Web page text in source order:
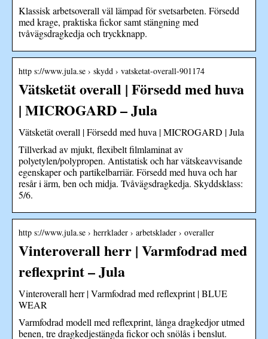
Klassisk arbetsoverall väl lämpad för svetsarbeten. Försedd
med krage, praktiska fickor samt stängning med
tvåvägsdragkedja och tryckknapp.
http s://www.jula.se › skydd › vatsketat-overall-901174
Vätsketät overall | Försedd med huva
| MICROGARD – Jula
Vätsketät overall | Försedd med huva | MICROGARD | Jula
Tillverkad av mjukt, flexibelt filmlaminat av
polyetylen/polypropen. Antistatisk och har vätskeavvisande
egenskaper och partikelbarriär. Försedd med huva och har
resår i ärm, ben och midja. Tvåvägsdragkedja. Skyddsklass:
5/6.
http s://www.jula.se › herrklader › arbetsklader › overaller
Vinteroverall herr | Varmfodrad med
reflexprint – Jula
Vinteroverall herr | Varmfodrad med reflexprint | BLUE
WEAR
Varmfodrad modell med reflexprint, långa dragkedjor utmed
benen, tre dragkedjestängda fickor och snölås i benslut.